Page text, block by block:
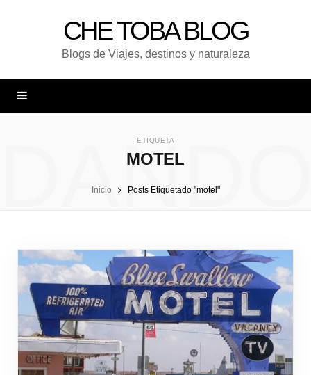
CHE TOBA BLOG
Blogs de Viajes, destinos y naturaleza
ETIQUETA
MOTEL
UNA
Inicio Posts Etiquetado "motel"